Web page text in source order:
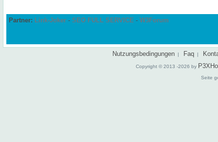
Partner: Link-Joker - SEO FULL SERVICE - W3Forum
Nutzungsbedingungen | Faq |
Copyright © 2013 -2026 by
Seite